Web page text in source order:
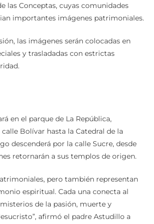
las Conceptas, cuyas comunidades
importantes imágenes patrimoniales.
las imágenes serán colocadas en
y trasladadas con estrictas
en el parque de La República,
Bolívar hasta la Catedral de la
descenderá por la calle Sucre, desde
retornarán a sus templos de origen.
pero también representan
espiritual. Cada una conecta al
de la pasión, muerte y
afirmó el padre Astudillo a